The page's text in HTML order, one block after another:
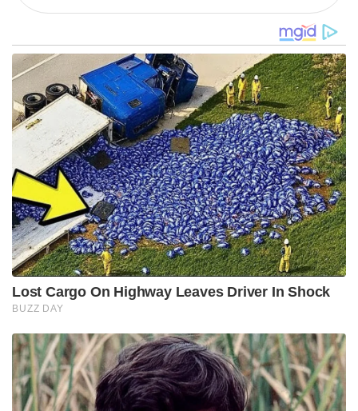
Lost Cargo On Highway Leaves Driver In Shock
BUZZ DAY